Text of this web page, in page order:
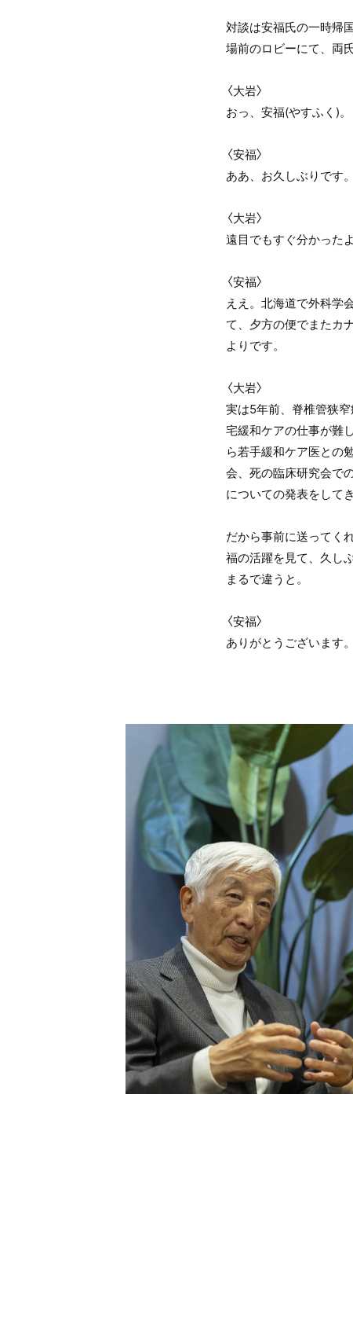
対談は安福氏の一時帰
場前のロビーにて、両
〈大岩〉
おっ、安福(やすふく)。
〈安福〉
ああ、お久しぶりです。
〈大岩〉
遠目でもすぐ分かった
〈安福〉
ええ。北海道で外科学
て、夕方の便でまたカ
よりです。
〈大岩〉
実は5年前、脊椎管狭
宅緩和ケアの仕事が難
ら若手緩和ケア医との
会、死の臨床研究会で
についての発表をして
だから事前に送ってく
福の活躍を見て、久し
まるで違うと。
〈安福〉
ありがとうございます。